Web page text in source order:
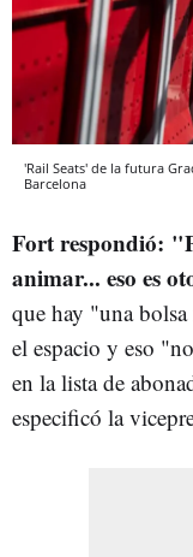
'Rail Seats' de la futura
Barcelona
Fort respondió:
animar... eso es
que hay "una
el espacio y eso
en la lista de
especificó la